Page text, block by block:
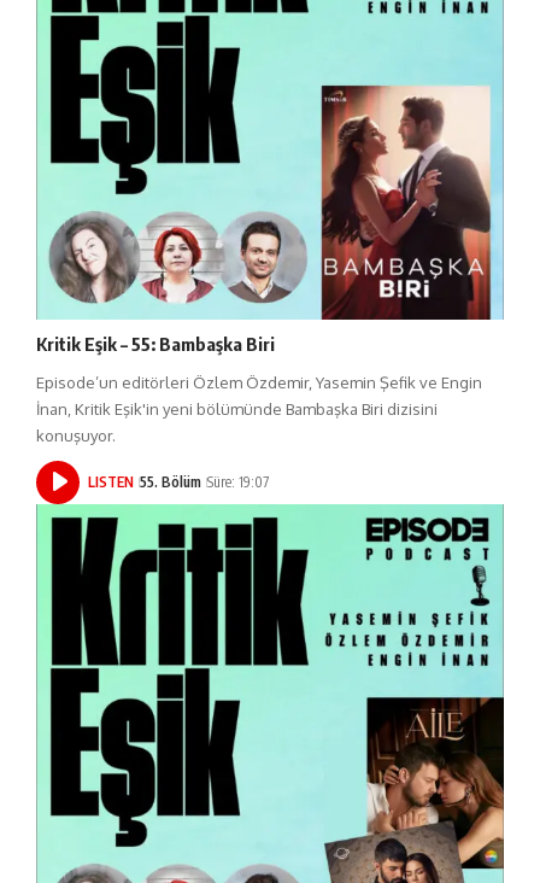
Kritik Eşik – 55: Bambaşka Biri
Episode’un editörleri Özlem Özdemir, Yasemin Şefik ve Engin
İnan, Kritik Eşik'in yeni bölümünde Bambaşka Biri dizisini
konuşuyor.
LISTEN 55. Bölüm Süre: 19:07